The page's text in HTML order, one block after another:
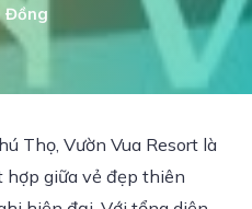
Đồng
Thọ, Vườn Vua Resort là
hợp giữa vẻ đẹp thiên